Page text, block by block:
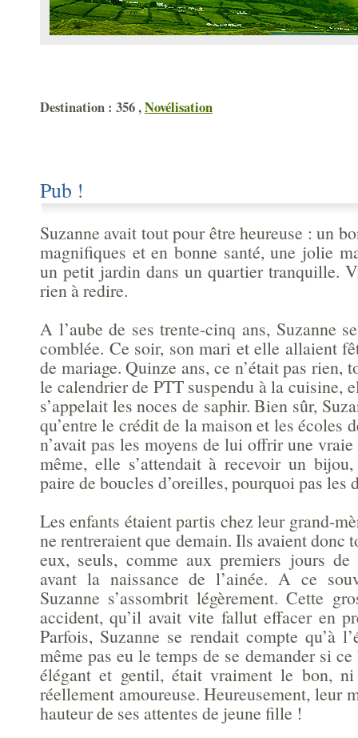
Destination : 356 ,Novélisation
Pub !
Suzanne avait tout pour être heureuse : un
magnifiques et en bonne santé, une jolie
un petit jardin dans un quartier tranquille.
rien à redire.
A l’aube de ses trente-cinq ans, Suzanne
comblée. Ce soir, son mari et elle allaient
de mariage. Quinze ans, ce n’était pas rien,
le calendrier de PTT suspendu à la cuisine,
s’appelait les noces de saphir. Bien sûr,
qu’entre le crédit de la maison et les écoles
n’avait pas les moyens de lui offrir une
même, elle s’attendait à recevoir un
paire de boucles d’oreilles, pourquoi pas les
Les enfants étaient partis chez leur grand-
ne rentreraient que demain. Ils avaient donc
eux, seuls, comme aux premiers jours
avant la naissance de l’ainée. A ce
Suzanne s’assombrit légèrement. Cette
accident, qu’il avait vite fallut effacer en
Parfois, Suzanne se rendait compte qu’à
même pas eu le temps de se demander si
élégant et gentil, était vraiment le bon,
réellement amoureuse. Heureusement, leur
hauteur de ses attentes de jeune fille !